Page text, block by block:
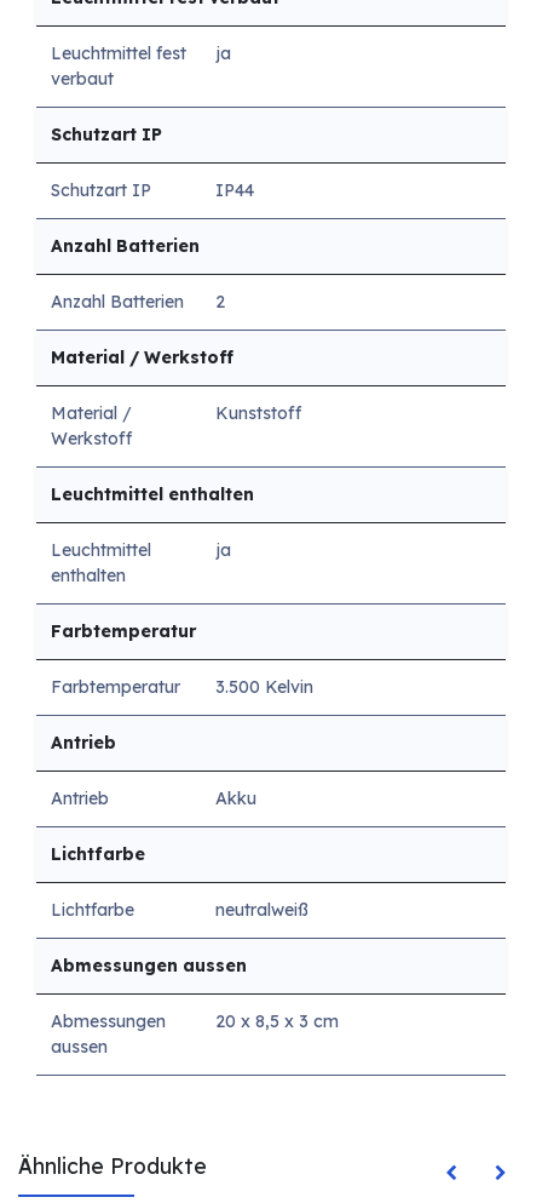
Leuchtmittel fest
verbaut
ja
Schutzart IP
Schutzart IP IP44
Anzahl Batterien
Anzahl Batterien 2
Material / Werkstoff
Material /
Werkstoff
Kunststoff
Leuchtmittel enthalten
Leuchtmittel
enthalten
ja
Farbtemperatur
Farbtemperatur 3.500 Kelvin
Antrieb
Antrieb Akku
Lichtfarbe
Lichtfarbe neutralweiß
Abmessungen aussen
Abmessungen
aussen
20 x 8,5 x 3 cm
Ähnliche Produkte